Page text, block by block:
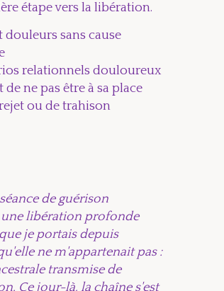
étape vers la libération.
sans cause
relationnels douloureux
ne pas être à sa place
ou de trahison
de guérison
libération profonde
je portais depuis
ne m'appartenait pas :
transmise de
Ce jour-là, la chaîne s'est